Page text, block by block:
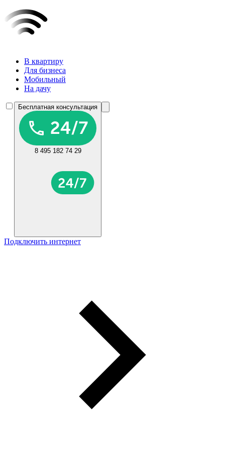
В квартиру
Для бизнеса
Мобильный
На дачу
Бесплатная консультация
8 495 182 74 29
Подключить интернет